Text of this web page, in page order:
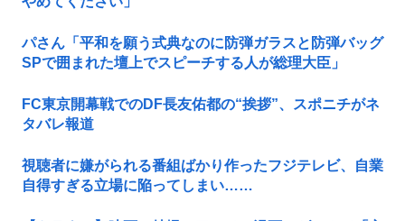
パさん「平和を願う式典なのに防弾ガラスと防弾バッグ
SPで囲まれた壇上でスピーチする人が総理大臣」
FC東京開幕戦でのDF長友佑都の“挨拶”、スポニチがネ
タバレ報道
視聴者に嫌がられる番組ばかり作ったフジテレビ、自業
自得すぎる立場に陥ってしまい……